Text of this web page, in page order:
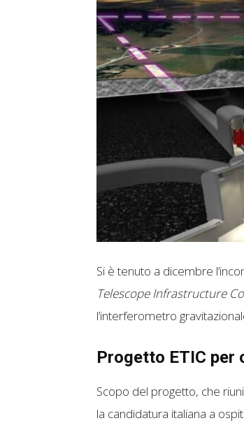
Si è tenuto a dicembre
Telescope Infrastructure
l’interferometro
Progetto ETIC per
Scopo del progetto, che
la candidatura italiana a